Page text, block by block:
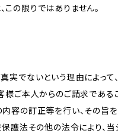
の限りではありません。
実でないという理由によっ
様ご本人からのご請求であ
内容の訂正等を行い、その
保護法その他の法令により